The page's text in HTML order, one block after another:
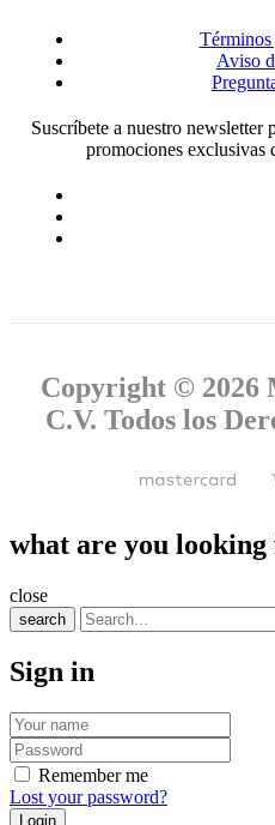
Aviso
Suscríbete a nuestro
promociones exclusivas
Copyright © 2026
C.V. Todos los
what are you looking
close
search
Sign in
Remember me
Lost your password?